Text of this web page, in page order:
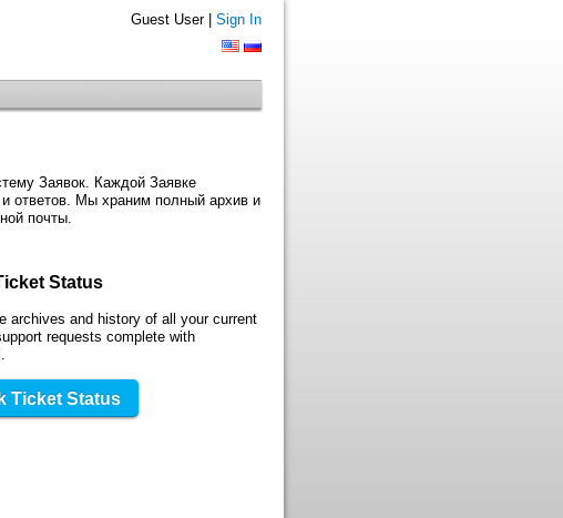
Guest User | Sign In
Заявок. Каждой Заявке
ответов. Мы храним полный архив и
почты.
Status
archives and history of all your current
requests complete with
Ticket Status